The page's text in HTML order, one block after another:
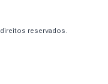
reservados.